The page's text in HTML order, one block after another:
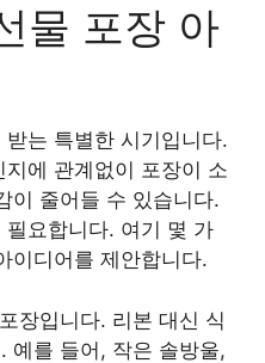
물 포장 아
는 특별한 시기입니다.
에 관계없이 포장이 소
이 줄어들 수 있습니다.
요합니다. 여기 몇 가
이디어를 제안합니다.
장입니다. 리본 대신 식
예를 들어, 작은 솔방울,